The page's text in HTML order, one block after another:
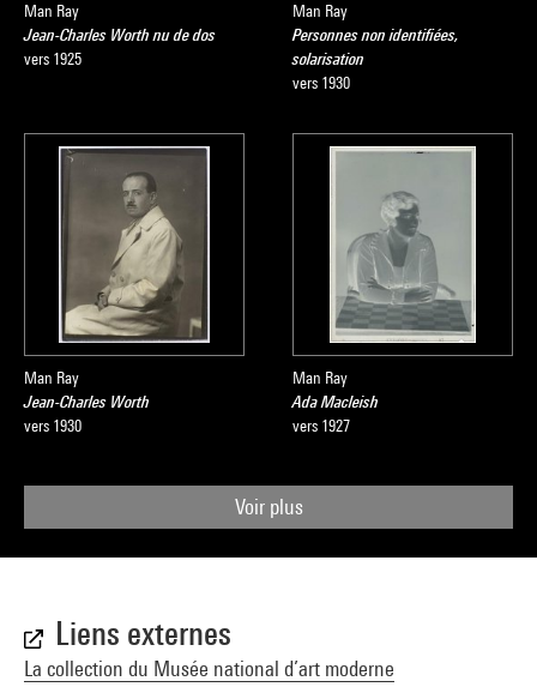
Man Ray
Jean-Charles Worth nu de dos
vers 1925
Man Ray
Personnes non identifiées,
solarisation
vers 1930
Man Ray
Jean-Charles Worth
vers 1930
Man Ray
Ada Macleish
vers 1927
Voir plus
Liens externes
La collection du Musée national d’art moderne